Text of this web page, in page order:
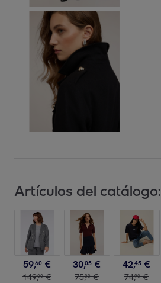
Artículos del catálogo:
59,60 €
149,00 €
30,05 €
75,00 €
42,45 €
74,90 €